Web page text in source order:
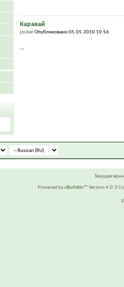
Каравай
jockerОпубликовано 05.05.2010 10:56
...
Текущее
Powered byvBulletin™ Version 4.0.3